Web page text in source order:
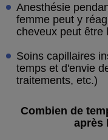
Anesthésie
femme peut y
cheveux peut être
Soins capillaires
temps et d'envie
traitements, etc.)
Combien de
après